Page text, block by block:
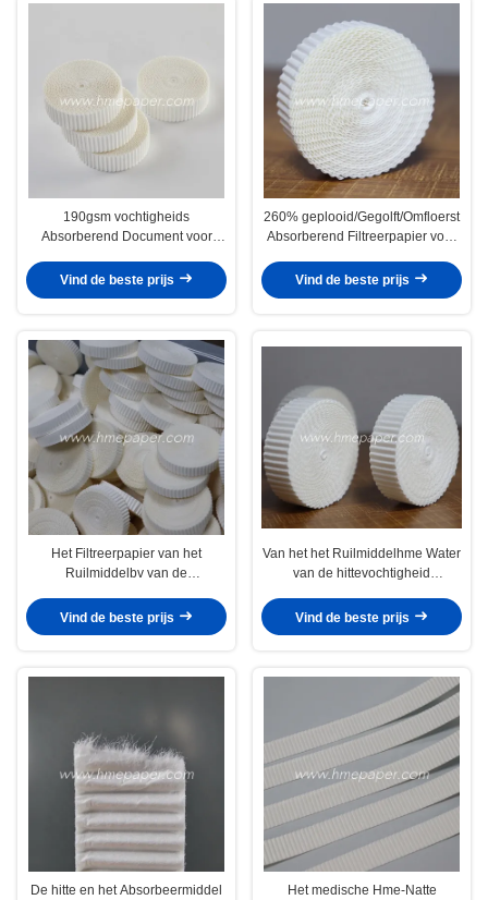
190gsm vochtigheids
Absorberend Document voor
Vind de beste prijs
260% geplooid/Gegolft/Omfloerst
Absorberend Filtreerpapier voor
Vind de beste prijs
Het Filtreerpapier van het
Ruilmiddelbv van de
Ademhalingssysteem
Vind de beste prijs
Van het het Ruilmiddelhme Water
van de hittevochtigheid
Vind de beste prijs
De hitte en het Absorbeermiddel
Het medische Hme-Natte